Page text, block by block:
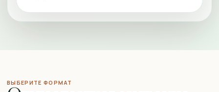
ВЫБЕРИТЕ ФОРМАТ